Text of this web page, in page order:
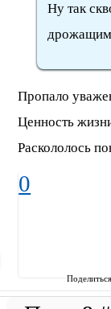
Ну так
Пропало
Ценность
Раскололось
0